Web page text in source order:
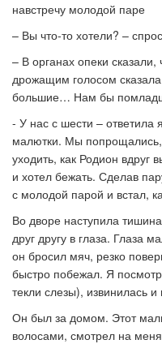
навстречу молодой паре
– Вы что-то хотели? –
– В органах опеки
дрожащим голосом
большие… Нам бы
- У нас с шести – ответила
малютки. Мы попрощались,
уходить, как Родион вдруг
и хотел бежать. Сделав
с молодой парой и встал,
Во дворе наступила
друг другу в глаза. Глаза
он бросил мяч, резко
быстро побежал. Я
текли слезы), извинилась
Он был за домом. Этот
волосами, смотрел на